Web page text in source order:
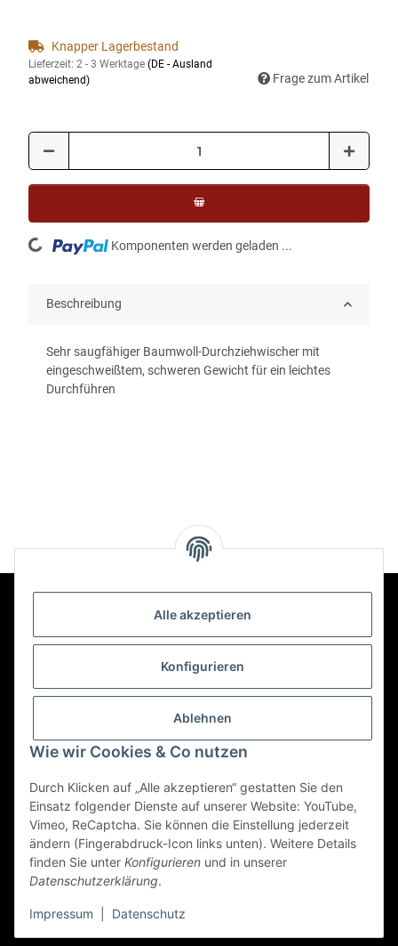
Alle akzeptieren
Konfigurieren
Ablehnen
Wie wir Cookies & Co nutzen
Durch Klicken auf „Alle akzeptieren“ gestatten Sie den
Einsatz folgender Dienste auf unserer Website: YouTube,
Vimeo, ReCaptcha. Sie können die Einstellung jederzeit
ändern (Fingerabdruck-Icon links unten). Weitere Details
finden Sie unter Konfigurieren und in unserer
Datenschutzerklärung.
Impressum Datenschutz
Knapper Lagerbestand
Lieferzeit: 2 - 3 Werktage (DE - Ausland
abweichend)
Frage zum Artikel
Loading... Komponenten werden geladen ...
Beschreibung
Sehr saugfähiger Baumwoll-Durchziehwischer mit
eingeschweißtem, schweren Gewicht für ein leichtes
Durchführen
Informationen
Mehr über
Vertrag widerrufen
* Alle Preise inkl. gesetzlicher USt., zzgl.